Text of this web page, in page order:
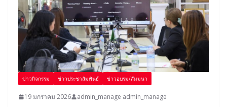
ข่าวกิจกรรม ข่าวประชาสัมพันธ์ ข่าวอบรม/สัมมนา
19 มกราคม 2026 admin_manage admin_manage